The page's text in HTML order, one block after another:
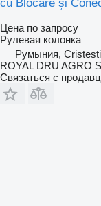
cu Blocare și
Цена по запросу
Рулевая колонка
Румыния, Cristesti
ROYAL DRU AGRO
Связаться с